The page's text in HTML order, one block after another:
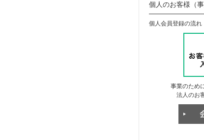
個人のお客様（
個人会員登録の流れ
事業のため
法人のお